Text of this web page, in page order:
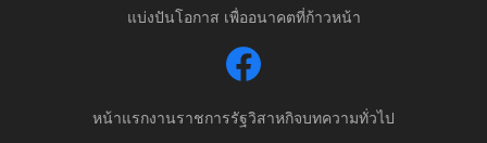
แบ่งปันโอกาส เพื่ออนาคตที่ก้าวหน้า
หน้าแรกงานราชการรัฐวิสาหกิจบทความทั่วไป